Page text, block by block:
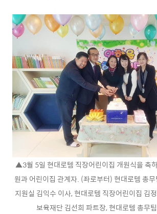
▲3월 5일 현대로템 직장어린이집 개원식을 축
원과 어린이집 관계자. (좌로부터) 현대로템 총
지원실 김익수 이사, 현대로템 직장어린이집 김
보육재단 김선희 파트장, 현대로템 총무